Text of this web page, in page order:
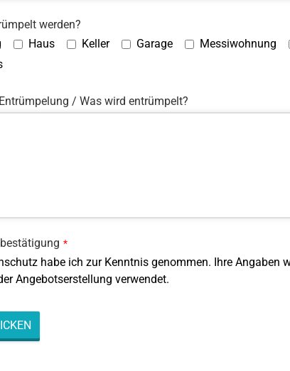
werden?
Haus Keller Garage Messiwohnung
/ Was wird entrümpelt?
*
habe ich zur Kenntnis genommen. Ihre Angaben
Angebotserstellung verwendet.